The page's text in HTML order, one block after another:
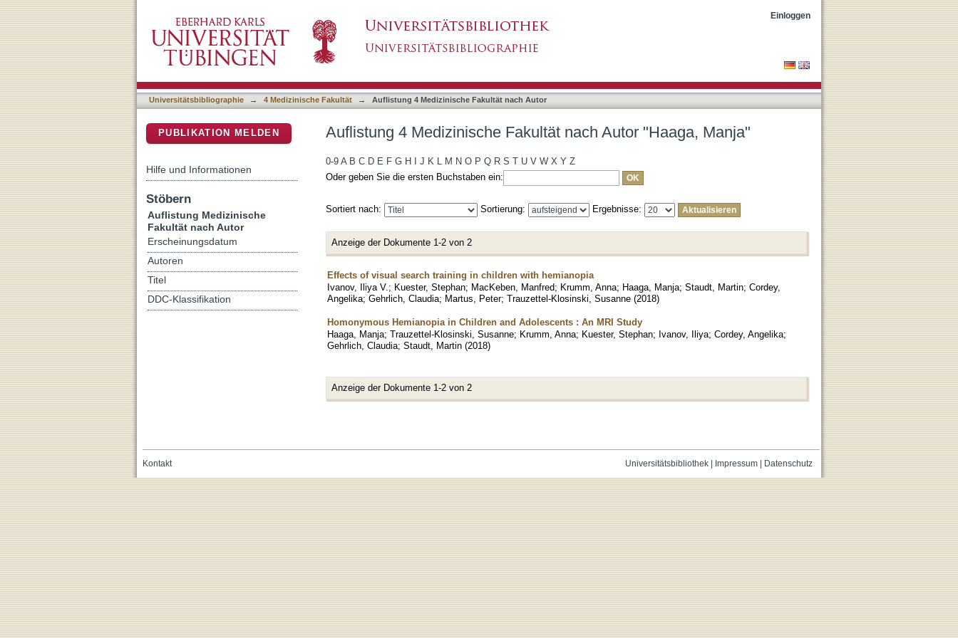
Einloggen
Universitätsbibliographie → 4 Medizinische Fakultät → Auflistung 4 Medizinische Fakultät nach Autor
Auflistung 4 Medizinische Fakultät nach Autor "Haaga, Manja"
0-9 A B C D E F G H J K L M N O P Q R S T U V W X Y Z
Oder geben Sie die ersten Buchstaben ein:
Sortiert nach: Sortierung: Ergebnisse:
Anzeige der Dokumente 1-2 von 2
Effects of visual search training in children with hemianopia
Ivanov, Iliya V. ; Kuester, Stephan; MacKeben, Manfred; Krumm, Anna; Haaga, Manja; Staudt, Martin; Cordey,
Angelika; Gehrlich, Claudia; Martus, Peter; Trauzettel-Klosinski, Susanne (2018)
Homonymous Hemianopia in Children and Adolescents : An MRI Study
Haaga, Manja; Trauzettel-Klosinski, Susanne; Krumm, Anna; Kuester, Stephan; Ivanov, Iliya; Cordey, Angelika;
Gehrlich, Claudia; Staudt, Martin (2018)
Anzeige der Dokumente 1-2 von 2
PUBLIKATION MELDEN
Hilfe und Informationen
Stöbern
Auflistung Medizinische
Fakultät nach Autor
Erscheinungsdatum
Autoren
Titel
DDC-Klassifikation
Universitätsbibliothek| Impressum| Datenschutz
Kontakt